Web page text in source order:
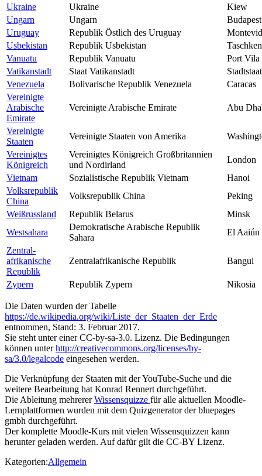
Ukraine
Ukraine
Kiew
Ungarn
Ungarn
Budapest
Uruguay
Republik Östlich des Uruguay
Usbekistan
Republik Usbekistan
Vanuatu
Republik Vanuatu
Port Vila
Vatikanstadt
Staat Vatikanstadt
Stadtstaat
Venezuela
Bolivarische Republik Venezuela
Caracas
Vereinigte
Arabische
Emirate
Vereinigte Arabische Emirate Abu
Vereinigte
Staaten
Vereinigte Staaten von Amerika
Vereinigtes
Königreich
Vereinigtes Königreich Großbritannien
und Nordirland
London
Vietnam
Sozialistische Republik Vietnam
Hanoi
Volksrepublik
China
Volksrepublik China
Peking
Weißrussland
Republik Belarus
Minsk
Westsahara
Demokratische Arabische Republik
Sahara
El Aaiún
Zentral­
afrikanische
Republik
Zentral­afrikanische Republik Bangui
Zypern Republik Zypern Nikosia
Die Daten wurden der Tabelle
https://de.wikipedia.org/wiki/Liste_der_Staaten_der_Erde
entnommen, Stand: 3. Februar 2017.
Sie steht unter einer CC-by-sa-3.0. Lizenz. Die Bedingungen
können unterhttp://creativecommons.org/licenses/by-
sa/3.0/legalcode eingesehen werden.
Die Verknüpfung der Staaten mit der YouTube-Suche und die
weitere Bearbeitung hat Konrad Rennert durchgeführt.
Die Ableitung mehrererWissensquizze für alle aktuellen Moodle-
Lernplattformen wurden mit dem Quizgenerator der bluepages
gmbh durchgeführt.
Der komplette Moodle-Kurs mit vielen Wissensquizzen kann
herunter geladen werden. Auf dafür gilt die CC-BY Lizenz.
Kategorien:Allgemein